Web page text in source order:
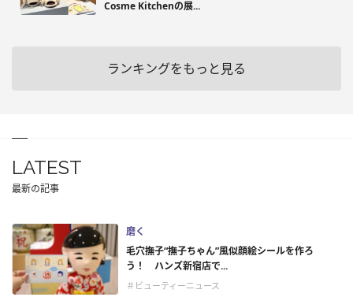
Cosme Kitchenの展...
ランキングをもっと見る
LATEST
最新の記事
磨く
毛穴撫子“撫子ちゃん”風似顔絵シールを作ろ
う！ ハンズ新宿店で...
＃ビューティーニュース